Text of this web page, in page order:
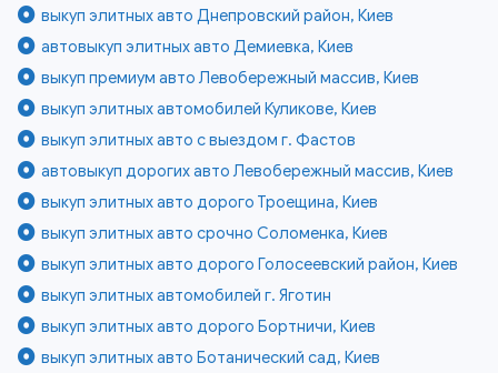
выкуп элитных авто Днепровский район, Киев
автовыкуп элитных авто Демиевка, Киев
выкуп премиум авто Левобережный массив, Киев
выкуп элитных автомобилей Куликове, Киев
выкуп элитных авто с выездом г. Фастов
автовыкуп дорогих авто Левобережный массив, Киев
выкуп элитных авто дорого Троещина, Киев
выкуп элитных авто срочно Соломенка, Киев
выкуп элитных авто дорого Голосеевский район, Киев
выкуп элитных автомобилей г. Яготин
выкуп элитных авто дорого Бортничи, Киев
выкуп элитных авто Ботанический сад, Киев